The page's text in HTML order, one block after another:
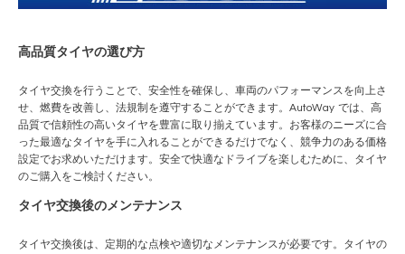
高品質タイヤの選び方
タイヤ交換を行うことで、安全性を確保し、車両のパフォーマンスを向上さ
せ、燃費を改善し、法規制を遵守することができます。 AutoWay では、高
品質で信頼性の高いタイヤを豊富に取り揃えています。お客様のニーズに合
った最適なタイヤを手に入れることができるだけでなく、競争力のある価格
設定でお求めいただけます。安全で快適なドライブを楽しむために、タイヤ
のご購入をご検討ください。
タイヤ交換後のメンテナンス
タイヤ交換後は、定期的な点検や適切なメンテナンスが必要です。タイヤの